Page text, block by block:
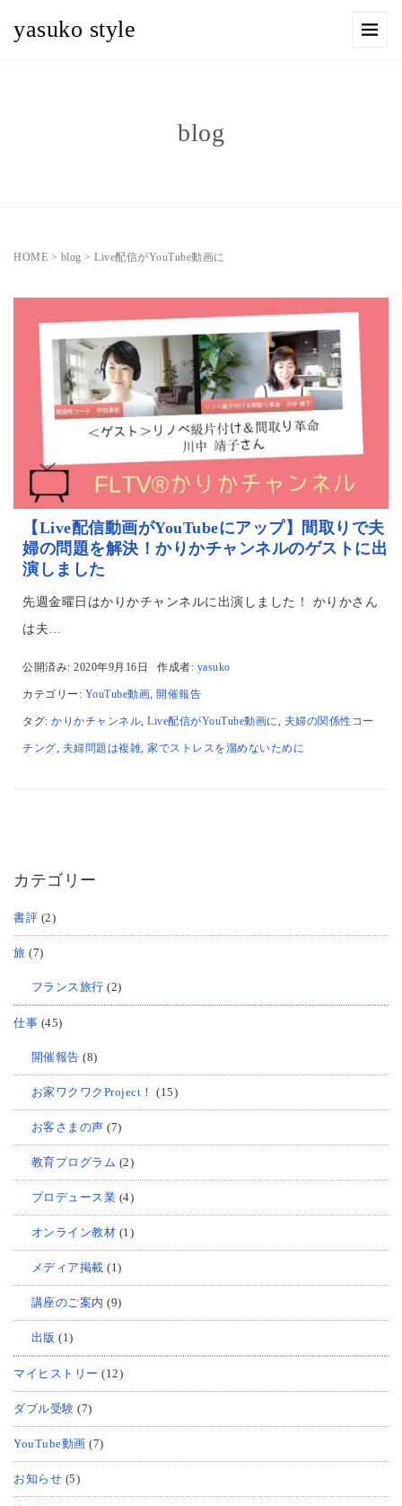
yasuko style
blog
HOME > blog > Live配信がYouTube動画に
【Live配信動画がYouTubeにアップ】間取りで夫
婦の問題を解決！かりかチャンネルのゲストに出
演しました
先週金曜日はかりかチャンネルに出演しました！ かりかさん
は夫…
公開済み: 2020年9月16日 作成者: yasuko
カテゴリー: YouTube動画 開催報告
タグ: かりかチャンネル Live配信がYouTube動画に 夫婦の関係性コー
チング 夫婦問題は複雑 家でストレスを溜めないために
カテゴリー
書評 (2)
旅 (7)
フランス旅行 (2)
仕事 (45)
開催報告 (8)
お家ワクワクProject！ (15)
お客さまの声 (7)
教育プログラム (2)
プロデュース業 (4)
オンライン教材 (1)
メディア掲載 (1)
講座のご案内 (9)
出版 (1)
マイヒストリー (12)
ダブル受験 (7)
YouTube動画 (7)
お知らせ (5)